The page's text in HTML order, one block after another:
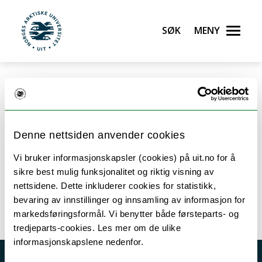
Denne nettsiden anvender cookies
Vi bruker informasjonskapsler (cookies) på uit.no for å
sikre best mulig funksjonalitet og riktig visning av
nettsidene. Dette inkluderer cookies for statistikk,
bevaring av innstillinger og innsamling av informasjon for
markedsføringsformål. Vi benytter både førsteparts- og
tredjeparts-cookies. Les mer om de ulike
informasjonskapslene nedenfor.
Gå til hovedinnhold
UiT Norges arktiske universitet
Søk Meny
leter etter.